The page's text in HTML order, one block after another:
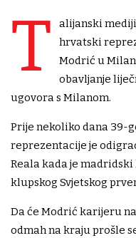
T
alijanski
hrvatski
Modrić u
obavljanje
ugovora s Milanom.
Prije nekoliko dana 39-
reprezentacije je
Reala kada je
klupskog Svjetskog
Da će Modrić karijeru
odmah na kraju prošle